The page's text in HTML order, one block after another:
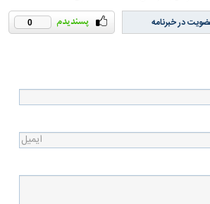
0 در خبرنامه